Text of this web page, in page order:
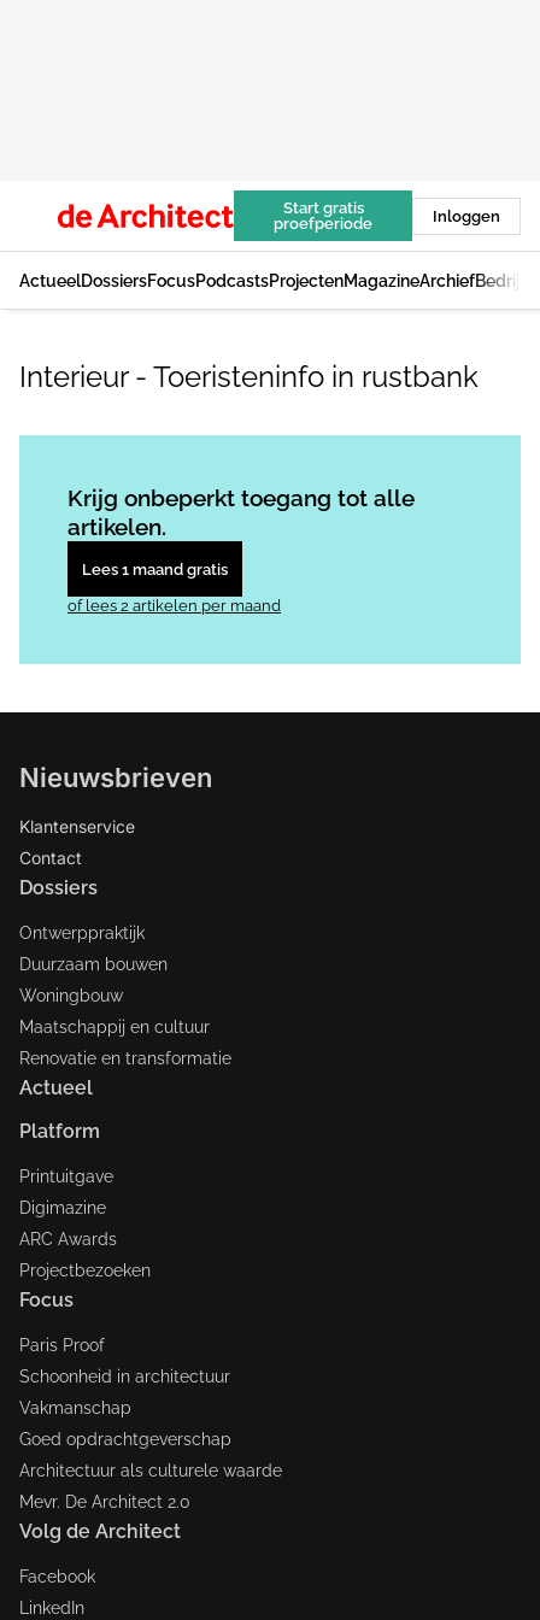
Start gratis
proefperiode
Inloggen
ActueelDossiersFocusPodcastsProjectenMagazineArchief
Interieur - Toeristeninfo in rustbank
Krijg onbeperkt toegang tot alle
artikelen.
Lees 1 maand gratis
of lees 2 artikelen per maand
Nieuwsbrieven
Klantenservice
Contact
Dossiers
Ontwerppraktijk
Duurzaam bouwen
Woningbouw
Maatschappij en cultuur
Renovatie en transformatie
Actueel
Platform
Printuitgave
Digimazine
ARC Awards
Projectbezoeken
Focus
Paris Proof
Schoonheid in architectuur
Vakmanschap
Goed opdrachtgeverschap
Architectuur als culturele waarde
Mevr. De Architect 2.0
Volg de Architect
Facebook
LinkedIn